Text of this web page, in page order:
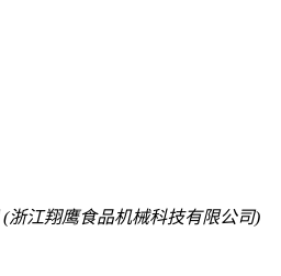
(浙江翔鹰食品机械科技有限公司)